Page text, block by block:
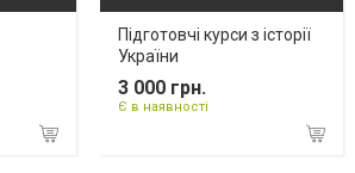
Підготовчі курси з історії
України
3 000 грн.
Є в наявності